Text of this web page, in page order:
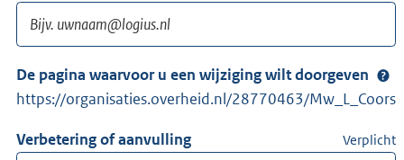
De pagina waarvoor u een wijziging wilt doorgeven
https://organisaties.overheid.nl/28770463/Mw_L_Coors
Verbetering of aanvulling Verplicht